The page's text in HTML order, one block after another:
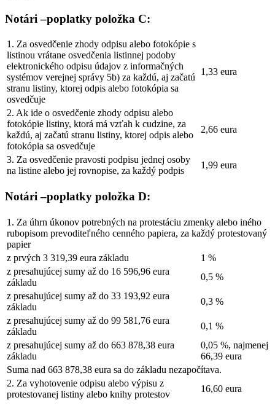
Notári –poplatky položka C:
1. Za osvedčenie zhody odpisu alebo fotokópie s
listinou vrátane osvedčenia listinnej podoby
elektronického odpisu údajov z informačných
systémov verejnej správy 5b) za každú, aj začatú
stranu listiny, ktorej odpis alebo fotokópia sa
osvedčuje
1,33 eura
2. Ak ide o osvedčenie zhody odpisu alebo
fotokópie listiny, ktorá má vzťah k cudzine, za
každú, aj začatú stranu listiny, ktorej odpis alebo
fotokópia sa osvedčuje
2,66 eura
3. Za osvedčenie pravosti podpisu jednej osoby
na listine alebo jej rovnopise, za každý podpis
1,99 eura
Notári –poplatky položka D:
1. Za úhrn úkonov potrebných na protestáciu zmenky alebo iného
rubopisom prevoditeľného cenného papiera, za každý protestovaný
papier
z prvých 3 319,39 eura základu
1 %
z presahujúcej sumy až do 16 596,96 eura
základu
0,5 %
z presahujúcej sumy až do 33 193,92 eura
základu
0,3 %
z presahujúcej sumy až do 99 581,76 eura
základu
0,1 %
z presahujúcej sumy až do 663 878,38 eura
základu
0,05 %, najmenej
66,39 eura
Suma nad 663 878,38 eura sa do základu nezapočítava.
2. Za vyhotovenie odpisu alebo výpisu z
protestovanej listiny alebo knihy protestov
16,60 eura